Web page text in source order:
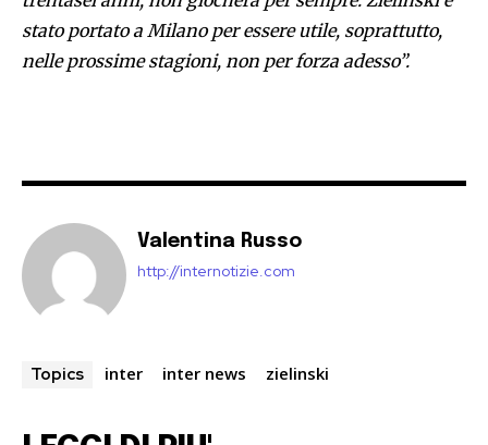
stato portato a Milano per essere utile, soprattutto,
nelle prossime stagioni, non per forza adesso”.
Valentina Russo
http://internotizie.com
Topics inter inter news zielinski